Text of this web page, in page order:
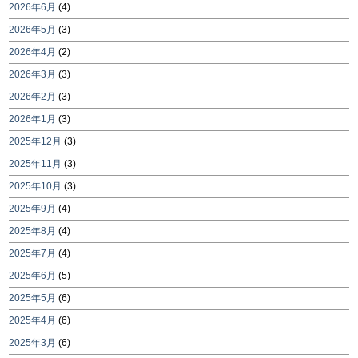
2026年6月 (4)
2026年5月 (3)
2026年4月 (2)
2026年3月 (3)
2026年2月 (3)
2026年1月 (3)
2025年12月 (3)
2025年11月 (3)
2025年10月 (3)
2025年9月 (4)
2025年8月 (4)
2025年7月 (4)
2025年6月 (5)
2025年5月 (6)
2025年4月 (6)
2025年3月 (6)